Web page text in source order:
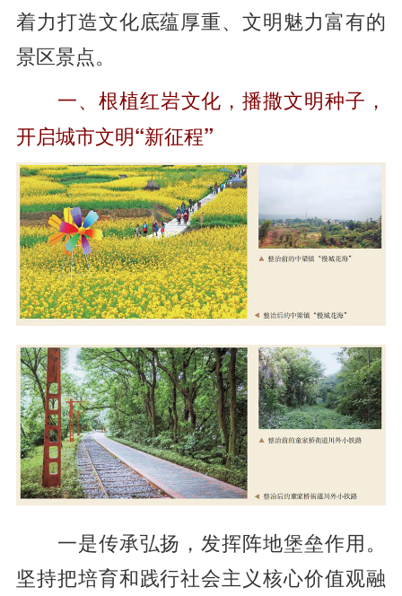
着力打造文化底蕴厚重、文明魅力富有的
景区景点。
一、根植红岩文化，播撒文明种子，
开启城市文明“新征程”
一是传承弘扬，发挥阵地堡垒作用。
坚持把培育和践行社会主义核心价值观融